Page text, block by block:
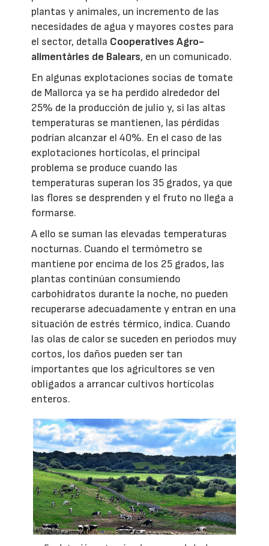
plantas y animales, un incremento de las
necesidades de agua y mayores costes para
el sector, detalla Cooperatives Agro-
alimentàries de Balears, en un comunicado.
En algunas explotaciones socias de tomate
de Mallorca ya se ha perdido alrededor del
25% de la producción de julio y, si las altas
temperaturas se mantienen, las pérdidas
podrían alcanzar el 40%. En el caso de las
explotaciones hortícolas, el principal
problema se produce cuando las
temperaturas superan los 35 grados, ya que
las flores se desprenden y el fruto no llega a
formarse.
A ello se suman las elevadas temperaturas
nocturnas. Cuando el termómetro se
mantiene por encima de los 25 grados, las
plantas continúan consumiendo
carbohidratos durante la noche, no pueden
recuperarse adecuadamente y entran en una
situación de estrés térmico, indica. Cuando
las olas de calor se suceden en periodos muy
cortos, los daños pueden ser tan
importantes que los agricultores se ven
obligados a arrancar cultivos hortícolas
enteros.